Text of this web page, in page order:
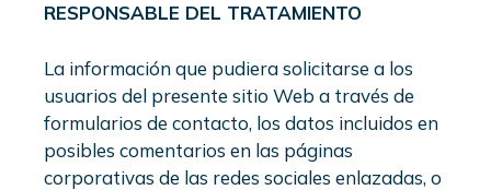
RESPONSABLE DEL TRATAMIENTO
La información que pudiera solicitarse a los
usuarios del presente sitio Web a través de
formularios de contacto, los datos incluidos en
posibles comentarios en las páginas
corporativas de las redes sociales enlazadas, o